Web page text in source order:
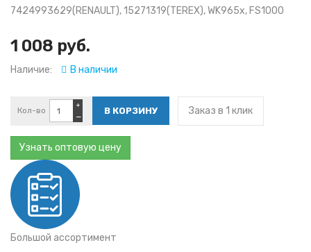
7424993629(RENAULT), 15271319(TEREX), WK965x, FS1000
1 008 руб.
Наличие: В наличии
Кол-во
−
+ Заказ в 1 клик
Узнать оптовую цену
Большой ассортимент